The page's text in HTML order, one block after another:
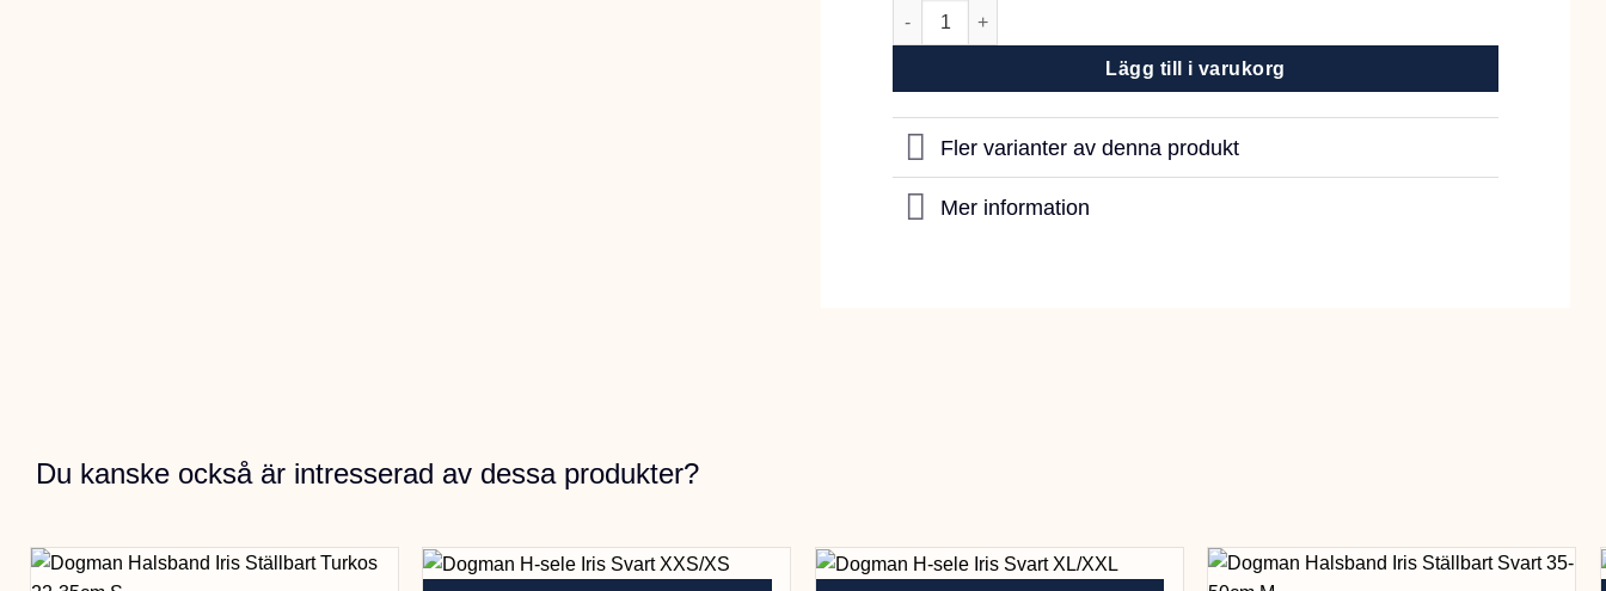
2pets Lamb Mini Cubes 100g mängd
Lägg till i varukorg
Fler varianter av denna produkt
Mer information
Du kanske också är intresserad av dessa produkter?